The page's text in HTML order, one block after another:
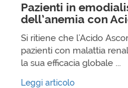
Pazienti in
dell’anemia con
Si ritiene che l'Acido
pazienti con malattia
la sua efficacia globale ...
Leggi articolo